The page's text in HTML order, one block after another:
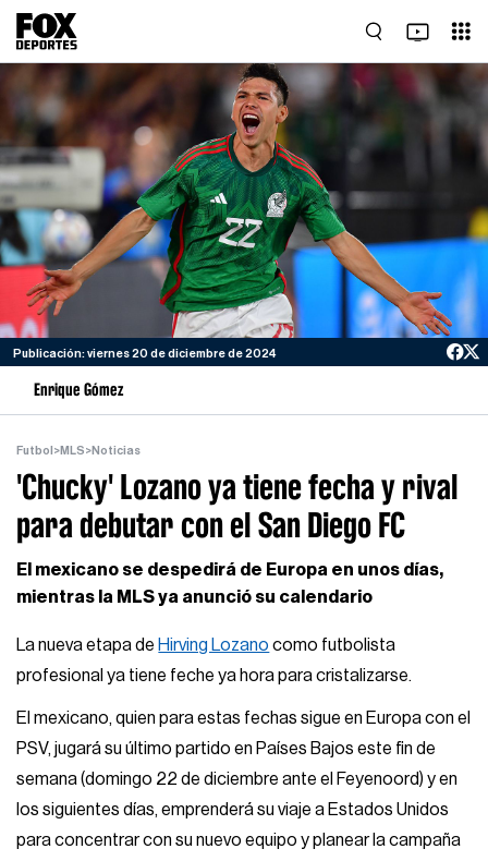
Publicación: viernes 20 de diciembre de 2024
Enrique Gómez
Futbol >MLS>Noticias
'Chucky' Lozano ya tiene fecha y rival
para debutar con el San Diego FC
El mexicano se despedirá de Europa en unos días,
mientras la MLS ya anunció su calendario
La nueva etapa de Hirving Lozano como futbolista
profesional ya tiene feche ya hora para cristalizarse.
El mexicano, quien para estas fechas sigue en Europa con el
PSV, jugará su último partido en Países Bajos este fin de
semana (domingo 22 de diciembre ante el Feyenoord) y en
los siguientes días, emprenderá su viaje a Estados Unidos
para concentrar con su nuevo equipo y planear la campaña